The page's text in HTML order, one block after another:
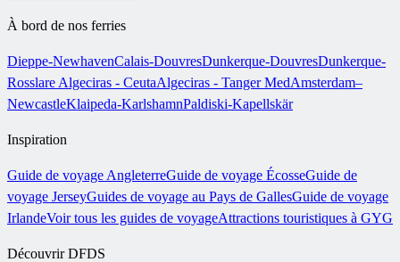
À bord de nos ferries
Dieppe-NewhavenCalais-DouvresDunkerque-DouvresDunkerque-
Rosslare Algeciras - CeutaAlgeciras - Tanger MedAmsterdam–
NewcastleKlaipeda-KarlshamnPaldiski-Kapellskär
Inspiration
Guide de voyage AngleterreGuide de voyage ÉcosseGuide de
voyage JerseyGuides de voyage au Pays de GallesGuide de voyage
IrlandeVoir tous les guides de voyageAttractions touristiques à GYG
Découvrir DFDS